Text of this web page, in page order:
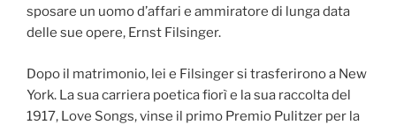
sposare un uomo d’affari e ammiratore di lunga data
delle sue opere, Ernst Filsinger.
Dopo il matrimonio, lei e Filsinger si trasferirono a New
York. La sua carriera poetica fiorì e la sua raccolta del
1917, Love Songs, vinse il primo Premio Pulitzer per la